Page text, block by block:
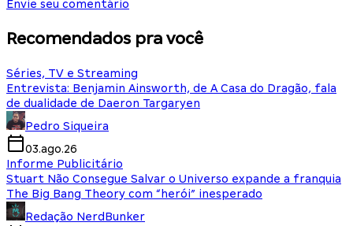
Envie seu comentário
Recomendados pra você
Séries, TV e Streaming
Entrevista: Benjamin Ainsworth, de A Casa do Dragão, fala
de dualidade de Daeron Targaryen
Pedro Siqueira
03.ago.26
Informe Publicitário
Stuart Não Consegue Salvar o Universo expande a franquia
The Big Bang Theory com “herói” inesperado
Redação NerdBunker